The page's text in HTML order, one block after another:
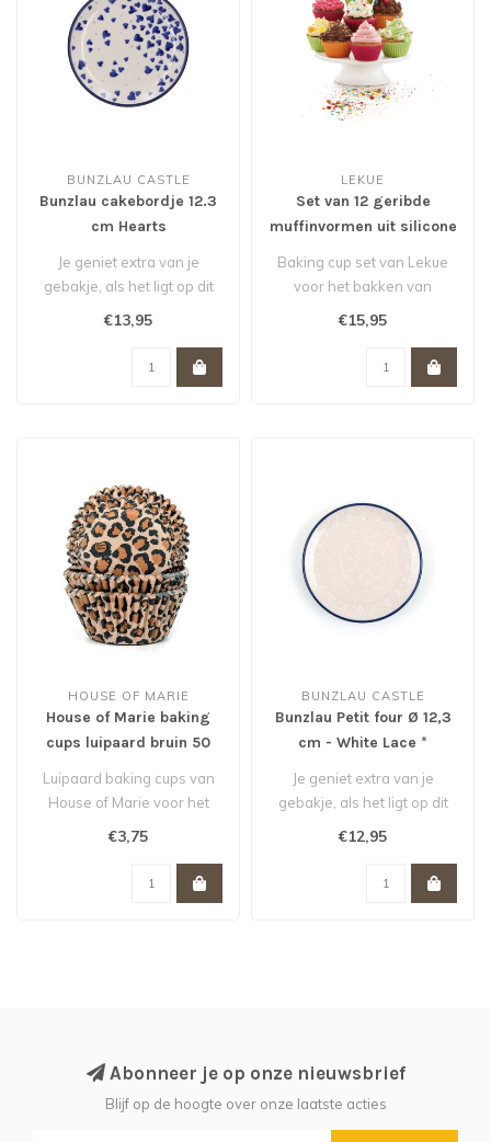
BUNZLAU CASTLE
Bunzlau cakebordje 12.3
cm Hearts
Je geniet extra van je
gebakje, als het ligt op dit
€13,95
LEKUE
Set van 12 geribde
muffinvormen uit silicone
7cm H 3.5cm
Baking cup set van Lekue
voor het bakken van
€15,95
HOUSE OF MARIE
House of Marie baking
cups luipaard bruin 50
Luipaard baking cups van
House of Marie voor het
bakken van cupcakes,
€3,75
BUNZLAU CASTLE
Bunzlau Petit four Ø 12,3
cm - White Lace *
Je geniet extra van je
gebakje, als het ligt op dit
stijlvolle cakebordje 12,3 c..
€12,95
Abonneer je op onze nieuwsbrief
Blijf op de hoogte over onze laatste acties